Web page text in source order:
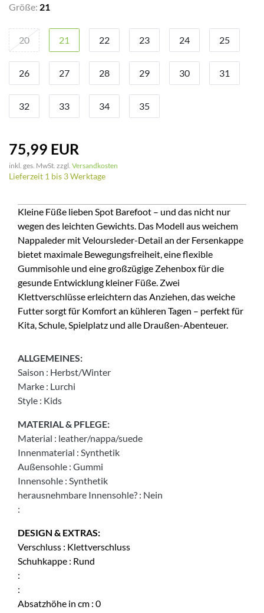
Größe: 21
20 21 22 23 24 25
26 27 28 29 30 31
32 33 34 35
75,99 EUR
inkl. ges. MwSt. zzgl. Versandkosten
Lieferzeit 1 bis 3 Werktage
Kleine Füße lieben Spot Barefoot – und das nicht nur
wegen des leichten Gewichts. Das Modell aus weichem
Nappaleder mit Veloursleder-Detail an der Fersenkappe
bietet maximale Bewegungsfreiheit, eine flexible
Gummisohle und eine großzügige Zehenbox für die
gesunde Entwicklung kleiner Füße. Zwei
Klettverschlüsse erleichtern das Anziehen, das weiche
Futter sorgt für Komfort an kühleren Tagen – perfekt für
Kita, Schule, Spielplatz und alle Draußen-Abenteuer.
ALLGEMEINES:
Saison : Herbst/Winter
Marke : Lurchi
Style : Kids
MATERIAL & PFLEGE:
Material : leather/nappa/suede
Innenmaterial : Synthetik
Außensohle : Gummi
Innensohle : Synthetik
herausnehmbare Innensohle? : Nein
:
DESIGN & EXTRAS:
Verschluss : Klettverschluss
Schuhkappe : Rund
:
:
Absatzhöhe in cm : 0